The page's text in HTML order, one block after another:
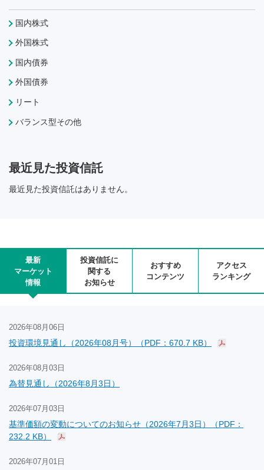
国内株式
外国株式
国内債券
外国債券
リート
バランス型その他
最近見た投資信託
最近見た投資信託はありません。
最新
マーケット
情報
投資信託に
関する
お知らせ
おすすめ
コンテンツ
アクセス
ランキング
2026年08月06日
投資環境見通し（2026年08月号）（PDF：670.7 KB）
2026年08月03日
為替見通し（2026年8月3日）
2026年07月03日
基準価額の変動についてのお知らせ（2026年7月3日）（PDF：
232.2 KB）
2026年07月01日